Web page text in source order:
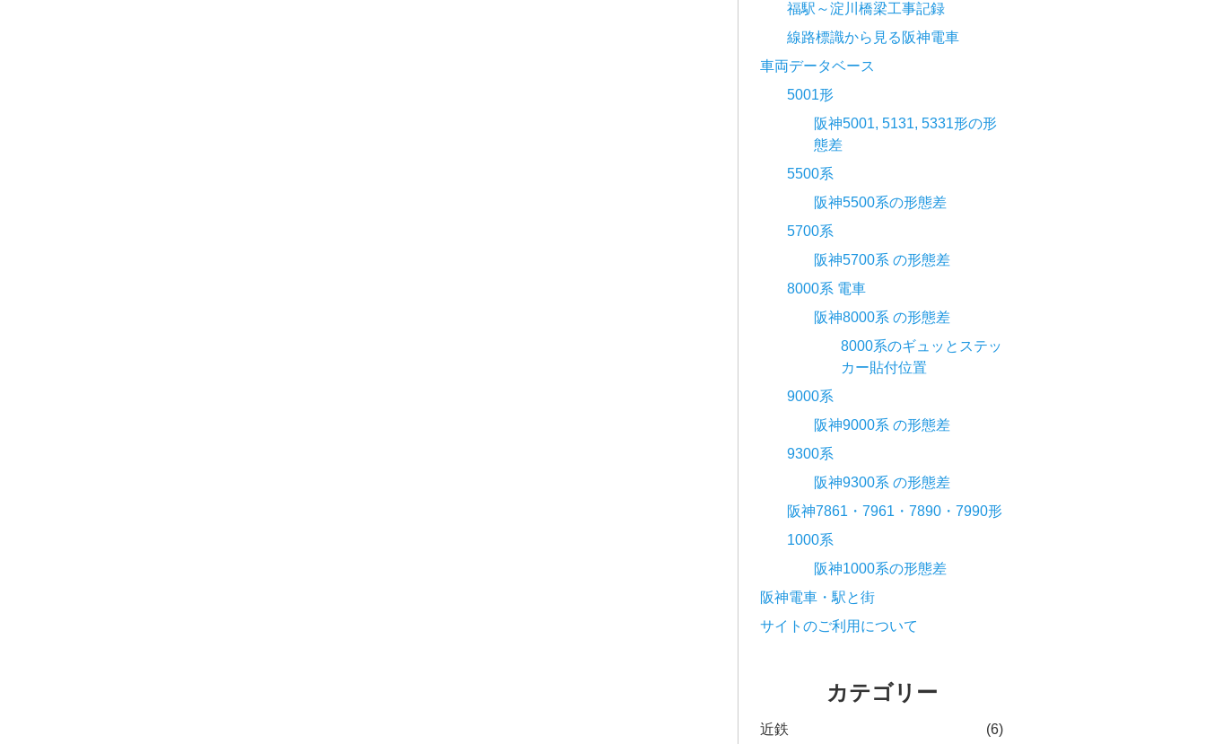
福駅～淀川橋梁工事記録
線路標識から見る阪神電車
車両データベース
5001形
阪神5001, 5131, 5331形の形
態差
5500系
阪神5500系の形態差
5700系
阪神5700系 の形態差
8000系 電車
阪神8000系 の形態差
8000系のギュッとステッ
カー貼付位置
9000系
阪神9000系 の形態差
9300系
阪神9300系 の形態差
阪神7861・7961・7890・7990形
1000系
阪神1000系の形態差
阪神電車・駅と街
サイトのご利用について
カテゴリー
近鉄
(6)